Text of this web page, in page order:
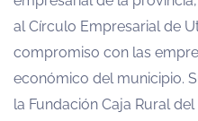
al Círculo Empresarial de
compromiso con las
económico del municipio.
la Fundación Caja Rural